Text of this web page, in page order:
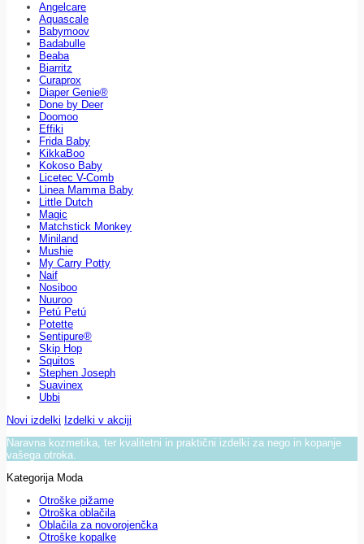
Angelcare
Aquascale
Babymoov
Badabulle
Beaba
Biarritz
Curaprox
Diaper Genie®
Done by Deer
Doomoo
Effiki
Frida Baby
KikkaBoo
Kokoso Baby
Licetec V-Comb
Linea Mamma Baby
Little Dutch
Magic
Matchstick Monkey
Miniland
Mushie
My Carry Potty
Naif
Nosiboo
Nuuroo
Petú Petú
Potette
Sentipure®
Skip Hop
Squitos
Stephen Joseph
Suavinex
Ubbi
Novi izdelki Izdelki v akciji
Naravna kozmetika, ter kvalitetni in praktični izdelki za nego in kopanje
vašega otroka.
Kategorija Moda
Otroške pižame
Otroška oblačila
Oblačila za novorojenčka
Otroške kopalke